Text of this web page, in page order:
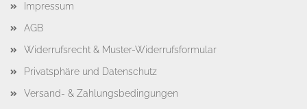
Impressum
AGB
Widerrufsrecht & Muster-Widerrufsformular
Privatsphäre und Datenschutz
Versand- & Zahlungsbedingungen